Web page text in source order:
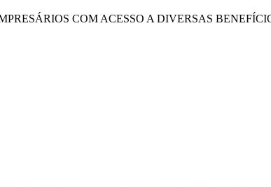
COM ACESSO A DIVERSAS